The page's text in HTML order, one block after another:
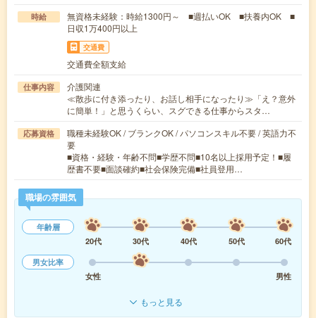
時給
無資格未経験：時給1300円～ ■週払いOK ■扶養内OK ■
日収1万400円以上
交通費
交通費全額支給
仕事内容
介護関連
≪散歩に付き添ったり、お話し相手になったり≫「え？意外
に簡単！」と思うくらい、スグできる仕事からスタ…
応募資格
職種未経験OK / ブランクOK / パソコンスキル不要 / 英語力不
要
■資格・経験・年齢不問■学歴不問■10名以上採用予定！■履
歴書不要■面談確約■社会保険完備■社員登用…
職場の雰囲気
年齢層
20代
30代 40代 50代
60代
男女比率
女性
男性
もっと見る